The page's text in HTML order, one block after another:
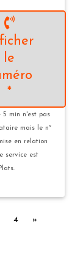
le
*
5 min n'est pas
mais le n°
en relation
service est
4 »